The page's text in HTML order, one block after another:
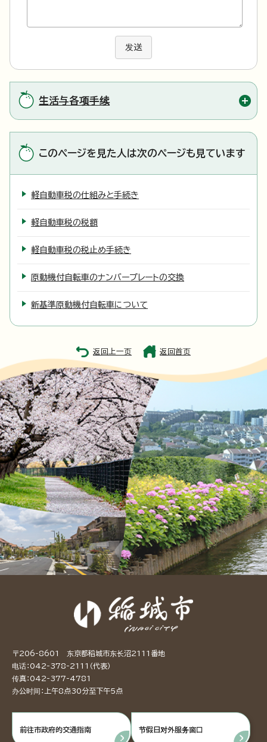
发送
生活与各项手续
このページを見た人は次のページも見ています
軽自動車税の仕組みと手続き
軽自動車税の税額
軽自動車税の税止め手続き
原動機付自転車のナンバープレートの交換
新基準原動機付自転車について
返回上一页 返回首页
〒206-8601 东京都稻城市东长沼2111番地
电话：042-378-2111（代表）
传真：042-377-4781
办公时间：上午8点30分至下午5点
前往市政府的交通指南 节假日对外服务窗口